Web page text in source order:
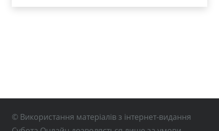
© Використання матеріалів з інтернет-видання